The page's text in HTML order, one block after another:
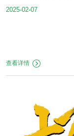
值守（连载4）
2025-02-07
查看详情